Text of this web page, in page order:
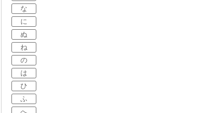
な
に
ぬ
ね
の
は
ひ
ふ